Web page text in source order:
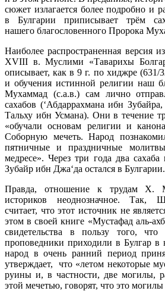
сюжет излагается более подробно и
в Булгарии приписывает трём
нашего благословенного Пророка
Наиболее распространенная версия
XVIII в. Муслими «Таварихы
описывает, как в 9 г. по хиджре (631/
и обучения истинной религии наш
Мухаммад (с.а.в.) сам лично
сахабов (‘Абдаррахмана ибн
Тальху ибн Усмана). Они в течение
«обучали основам религии и
Соборную мечеть. Народ
пятничные и праздничные
медресе». Через три года два
Зубайр ибн Джа‘да остался в Булгарии.
Правда, отношение к трудам Х.
историков неоднозначное. Так,
считает, что этот источник не
этом в своей книге «Мустафад аль-
свидетельства в пользу того, что
проповедники приходили в Булгар в
народ в очень ранний период
утверждает, что «летом некоторые
руины и, в частности, две могилы,
этой мечетью, говорят, что это могилы